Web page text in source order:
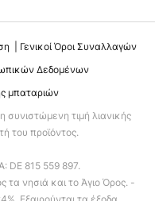
Γενικοί Όροι Συναλλαγών
Δεδομένων
μπαταριών
συνιστώμενη τιμή λιανικής
του προϊόντος.
DE 815 559 897.
τα νησιά και το Άγιο Όρος. -